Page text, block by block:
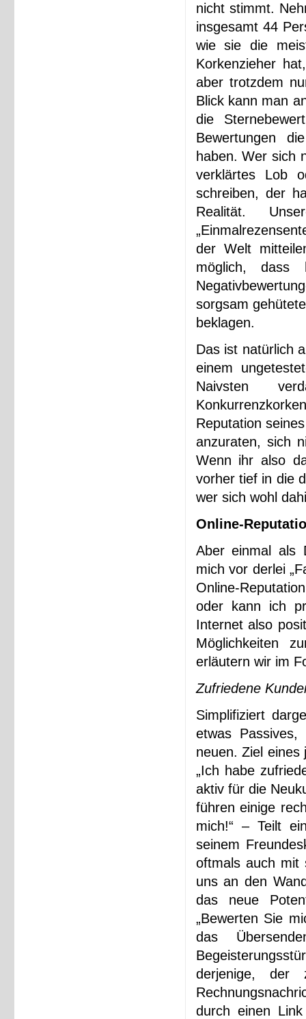
nicht stimmt.
insgesamt 44
wie sie die
Korkenzieher
aber trotzdem
Blick kann man
die
Bewertungen
haben. Wer sich
verklärtes Lob
schreiben, der
Realität.
der Welt
möglich, dass
sorgsam
beklagen.
Das ist natürlich
einem
Naivsten
Reputation
anzuraten, sich
Wenn ihr also
vorher tief in die
wer sich wohl
Online-
Aber einmal als
mich vor derlei
Online-
oder kann ich
Internet also
Möglichkeiten
erläutern wir im
Zufriedene
Simplifiziert
etwas
neuen. Ziel
„Ich habe
aktiv für die
führen einige
mich!“ – Teilt
seinem
oftmals auch mit
uns an den
das neue
„Bewerten Sie
das
derjenige, der
durch einen